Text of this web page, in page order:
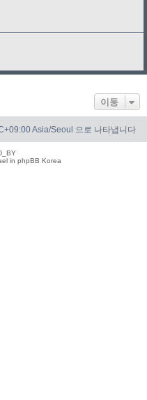
이동
Asia/Seoul 으로 나타냅니다
in phpBB Korea